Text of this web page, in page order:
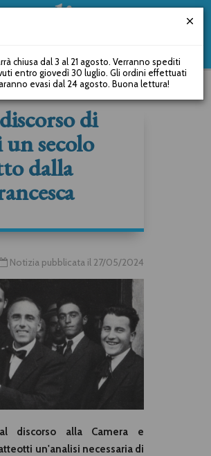
di
secolo
dalla
Notizia pubblicata il 27/05/2024
discorso alla Camera e
un'analisi necessaria di
chiusa dal 3 al 21 agosto. Verranno spediti
entro giovedì 30 luglio. Gli ordini effettuati
evasi dal 24 agosto. Buona lettura!